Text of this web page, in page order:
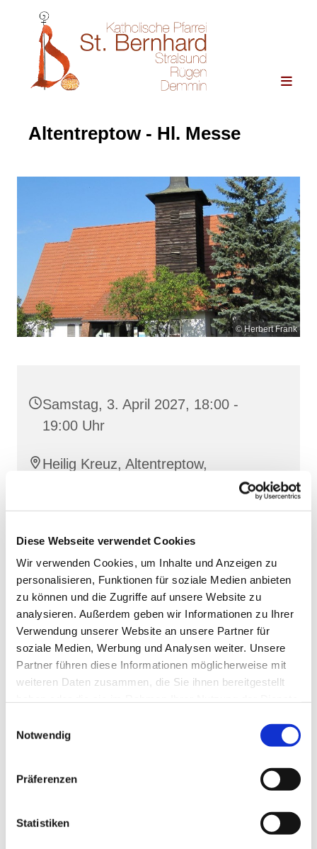
Diese Webseite verwendet Cookies
Wir verwenden Cookies, um Inhalte und Anzeigen zu
personalisieren, Funktionen für soziale Medien anbieten
zu können und die Zugriffe auf unsere Website zu
analysieren. Außerdem geben wir Informationen zu Ihrer
Verwendung unserer Website an unsere Partner für
soziale Medien, Werbung und Analysen weiter. Unsere
Partner führen diese Informationen möglicherweise mit
weiteren Daten zusammen, die Sie ihnen bereitgestellt
Notwendig
Präferenzen
Statistiken
Altentreptow - Hl. Messe
© Herbert Frank
Samstag, 3. April 2027, 18:00 -
19:00 Uhr
Heilig Kreuz, Altentreptow,
Klüschenberg, Katholischer Berg,